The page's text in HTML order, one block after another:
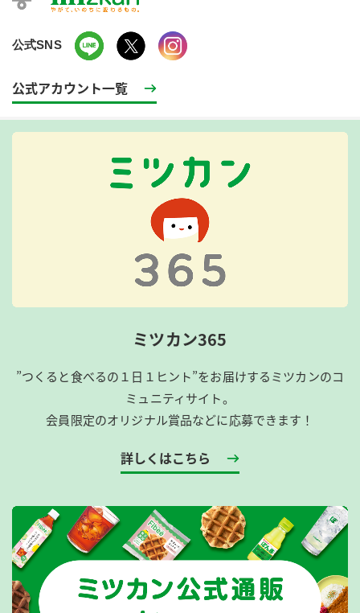
公式SNS
公式アカウント一覧
ミツカン365
”つくると食べるの１日１ヒント”をお届けするミツカンのコ
ミュニティサイト。
会員限定のオリジナル賞品などに応募できます！
詳しくはこちら